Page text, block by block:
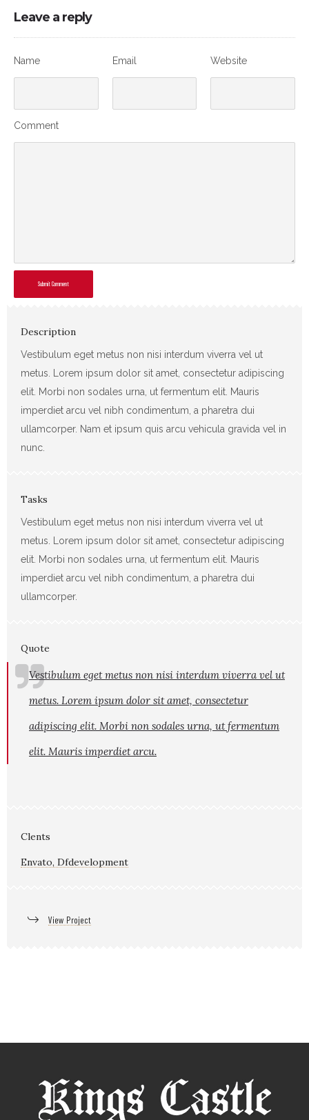
Leave a reply
Name Email Website
Comment
Submit Comment
Description
Vestibulum eget metus non nisi interdum viverra vel ut
metus. Lorem ipsum dolor sit amet, consectetur adipiscing
elit. Morbi non sodales urna, ut fermentum elit. Mauris
imperdiet arcu vel nibh condimentum, a pharetra dui
ullamcorper. Nam et ipsum quis arcu vehicula gravida vel in
nunc.
Tasks
Vestibulum eget metus non nisi interdum viverra vel ut
metus. Lorem ipsum dolor sit amet, consectetur adipiscing
elit. Morbi non sodales urna, ut fermentum elit. Mauris
imperdiet arcu vel nibh condimentum, a pharetra dui
ullamcorper.
Quote
Vestibulum eget metus non nisi interdum viverra vel ut
metus. Lorem ipsum dolor sit amet, consectetur
adipiscing elit. Morbi non sodales urna, ut fermentum
elit. Mauris imperdiet arcu.
Clents
Envato, Dfdevelopment
View Project